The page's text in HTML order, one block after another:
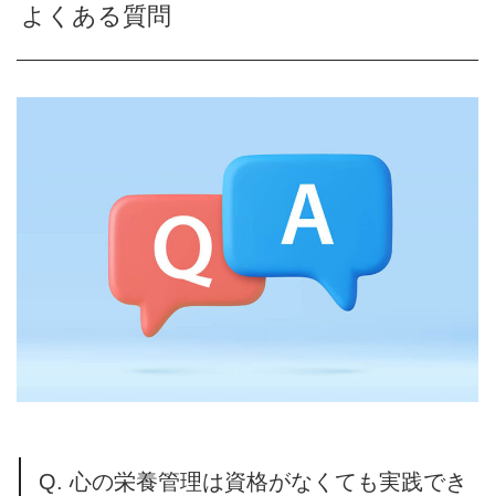
よくある質問
Q. 心の栄養管理は資格がなくても実践でき